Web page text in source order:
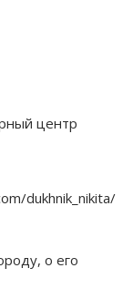
центр
dukhnik_nikita/
о его